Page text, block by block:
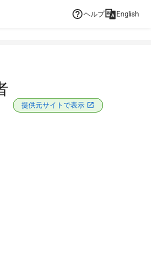
ヘルプ English
提供元サイトで表示